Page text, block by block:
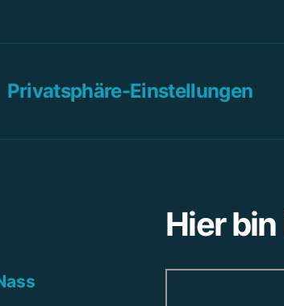
Privatsphäre-Einstellungen
Hier